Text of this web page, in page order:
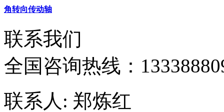
角转向传动轴
联系我们
全国咨询热线：
联系人: 郑炼红